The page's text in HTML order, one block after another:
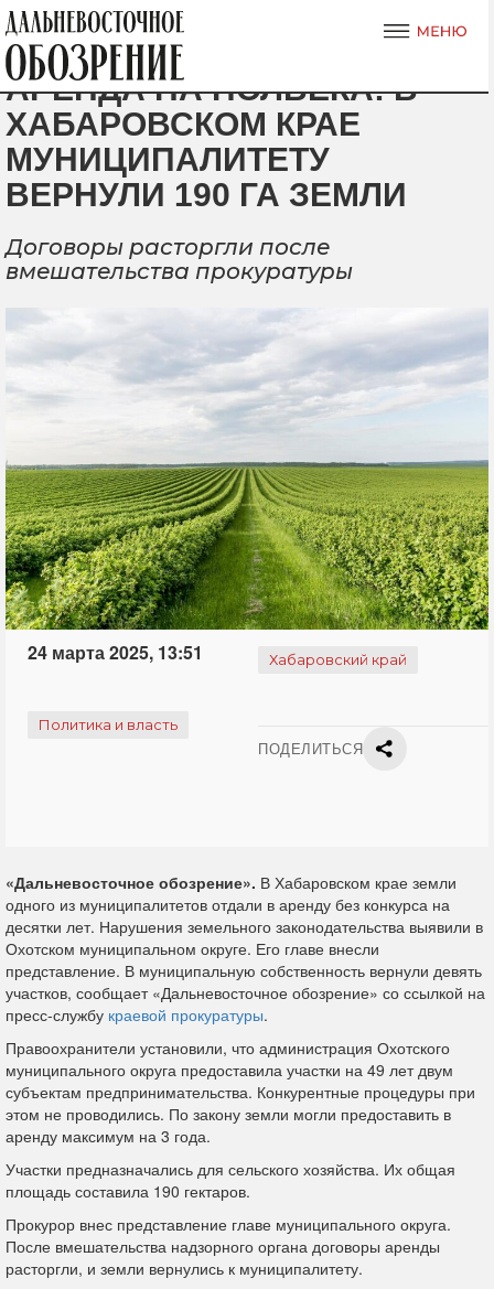
АРЕНДА НА ПОЛВЕКА: В
ХАБАРОВСКОМ КРАЕ
МУНИЦИПАЛИТЕТУ
ВЕРНУЛИ 190 ГА ЗЕМЛИ
Договоры расторгли после
вмешательства прокуратуры
24 марта 2025, 13:51 Хабаровский край
Политика и власть
ПОДЕЛИТЬСЯ
«Дальневосточное обозрение». В Хабаровском крае земли
одного из муниципалитетов отдали в аренду без конкурса на
десятки лет. Нарушения земельного законодательства выявили в
Охотском муниципальном округе. Его главе внесли
представление. В муниципальную собственность вернули девять
участков, сообщает «Дальневосточное обозрение» со ссылкой на
пресс-службу краевой прокуратуры.
Правоохранители установили, что администрация Охотского
муниципального округа предоставила участки на 49 лет двум
субъектам предпринимательства. Конкурентные процедуры при
этом не проводились. По закону земли могли предоставить в
аренду максимум на 3 года.
Участки предназначались для сельского хозяйства. Их общая
площадь составила 190 гектаров.
Прокурор внес представление главе муниципального округа.
После вмешательства надзорного органа договоры аренды
расторгли, и земли вернулись к муниципалитету.